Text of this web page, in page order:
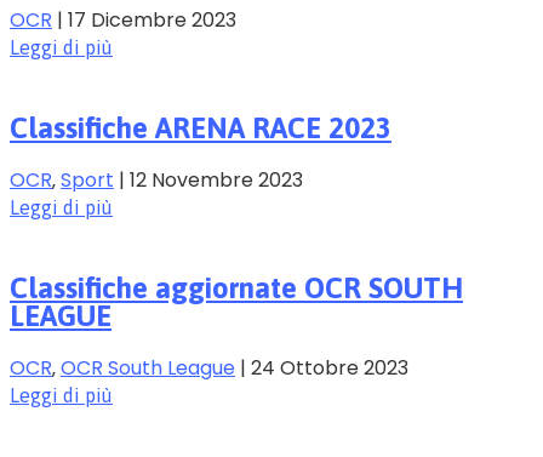
OCR | 17 Dicembre 2023
Leggi di più
Classifiche ARENA RACE 2023
OCR‚Sport | 12 Novembre 2023
Leggi di più
Classifiche aggiornate OCR SOUTH
LEAGUE
OCR‚OCR South League | 24 Ottobre 2023
Leggi di più